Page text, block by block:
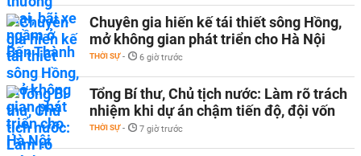
Chuyên gia hiến kế tái thiết sông Hồng,
mở không gian phát triển cho Hà Nội
THỜI SỰ - 6 giờ trước
Tổng Bí thư, Chủ tịch nước: Làm rõ trách
nhiệm khi dự án chậm tiến độ, đội vốn
THỜI SỰ - 7 giờ trước